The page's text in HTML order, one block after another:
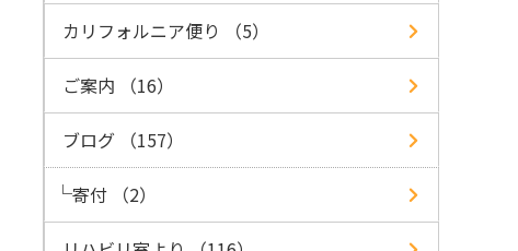
カリフォルニア便り （5）
ご案内 （16）
ブログ （157）
寄付 （2）